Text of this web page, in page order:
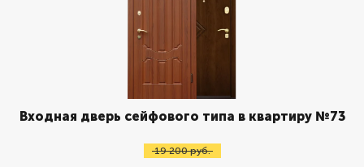
Входная дверь сейфового типа в квартиру №73
19 200 руб.